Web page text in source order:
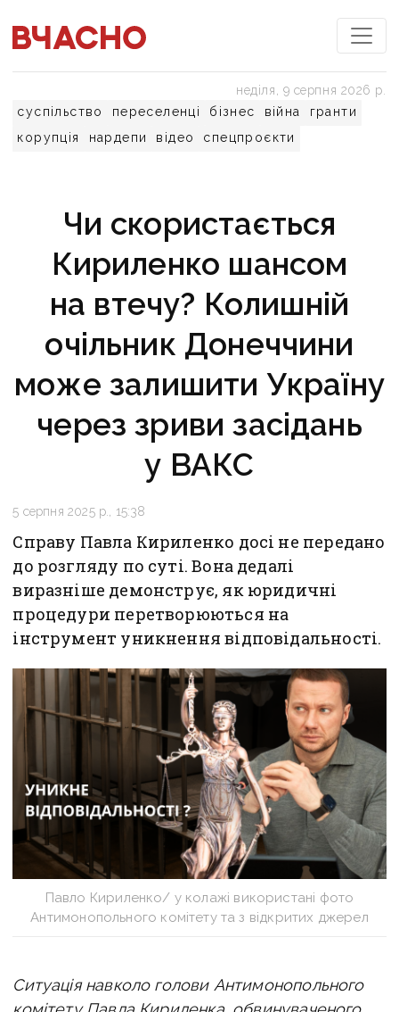
суспільство переселенці бізнес війна
гранти
корупція
нардепи відео спецпроєкти
неділя, 9 серпня 2026 р.
Чи скористається
Кириленко шансом
на втечу? Колишній
очільник Донеччини
може залишити Україну
через зриви засідань
у ВАКС
5 серпня 2025 р., 15:38
Справу Павла Кириленко досі не передано
до розгляду по суті. Вона дедалі
виразніше демонструє, як юридичні
процедури перетворюються на
інструмент уникнення відповідальності.
Павло Кириленко/ у колажі використані фото
Антимонопольного комітету та з відкритих джерел
Ситуація навколо голови Антимонопольного